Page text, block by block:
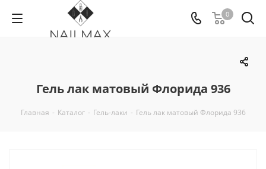
0
Гель лак матовый Флорида 936
Главная - Каталог - Гель-лаки - Гель лак матовый Флорида 936